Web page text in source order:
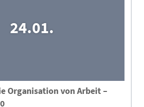
24.01.
Organisation von Arbeit –